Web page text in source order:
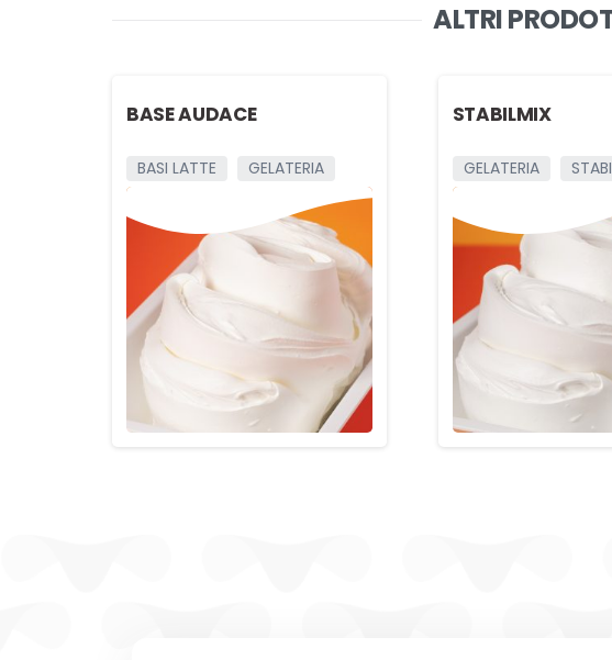
ALTRI
BASE AUDACE
BASI LATTE GELATERIA
STABILMIX
GELATERIA